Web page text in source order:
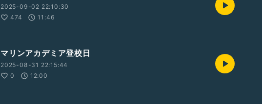
2025-09-02 22:10:30
474
11:46
マリンアカデミア登校日
2025-08-31 22:15:44
0
12:00